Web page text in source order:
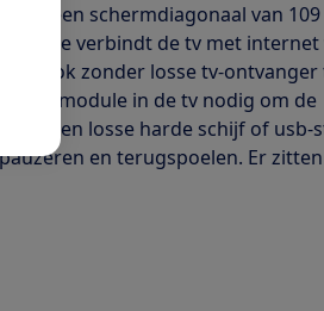
met een schermdiagonaal van
Je verbindt de tv met
ook zonder losse tv-ontvanger
CI+ module in de tv nodig om de
Via een losse harde schijf of usb-
en terugspoelen. Er